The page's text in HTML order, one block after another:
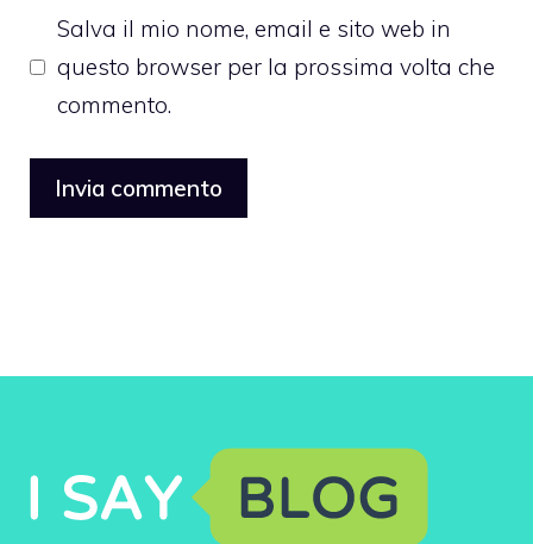
Salva il mio nome, email e sito web in
questo browser per la prossima volta che
commento.